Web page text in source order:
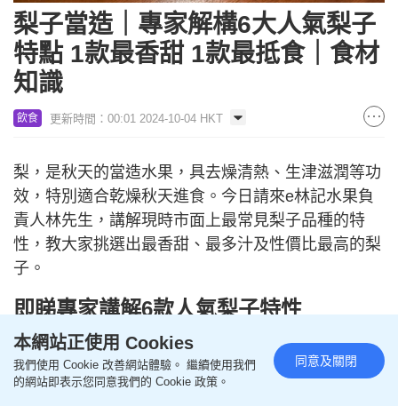
梨子當造｜專家解構6大人氣梨子
特點 1款最香甜 1款最抵食｜食材
知識
飲食 更新時間：00:01 2024-10-04 HKT
梨，是秋天的當造水果，具去燥清熱、生津滋潤等功
效，特別適合乾燥秋天進食。今日請來e林記水果負
責人林先生，講解現時市面上最常見梨子品種的特
性，教大家挑選出最香甜、最多汁及性價比最高的梨
子。
即睇專家講解6款人氣梨子特性
新甘泉/20世紀水晶梨/南水梨/瑭玥梨/秋
月梨/鴨梨
本網站正使用 Cookies
我們使用 Cookie 改善網站體驗。 繼續使用我們
的網站即表示您同意我們的 Cookie 政策。
同意及關閉